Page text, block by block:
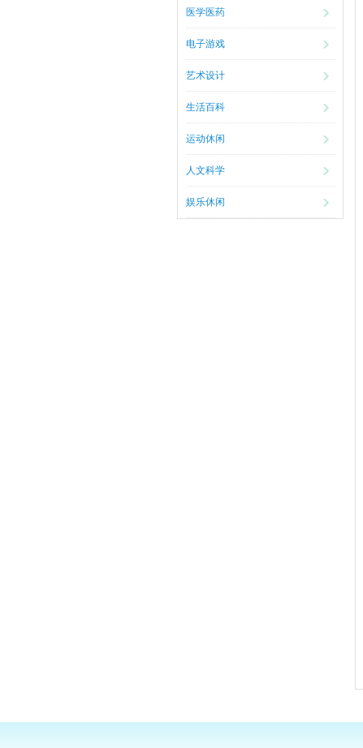
医学医药
电子游戏
艺术设计
生活百科
运动休闲
人文科学
娱乐休闲